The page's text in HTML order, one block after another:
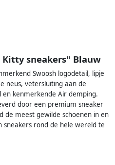
sneakers" Blauw
Swoosh logodetail, lipje
neus, vetersluiting aan de
kenmerkende Air demping.
door een premium sneaker
de meest gewilde schoenen in en
rond de hele wereld te